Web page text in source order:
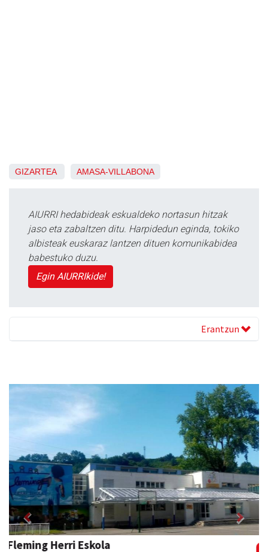
GIZARTEA AMASA-VILLABONA
AIURRI hedabideak eskualdeko nortasun hitzak
jaso eta zabaltzen ditu. Harpidedun eginda, tokiko
albisteak euskaraz lantzen dituen komunikabidea
babestuko duzu.
Egin AIURRIkide!
Erantzun
Eizmendi ile-apaindegia
Previous Next